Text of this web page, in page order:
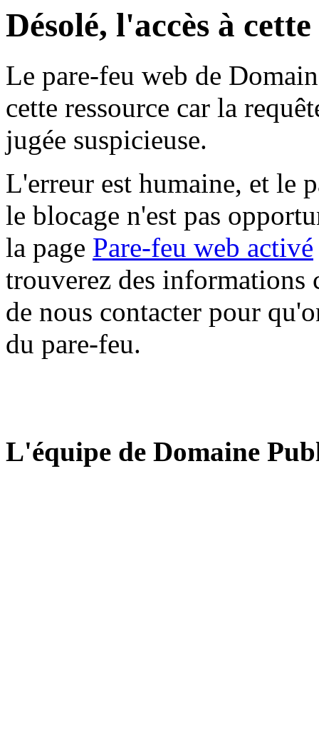
Désolé, l'accès à
Le pare-feu web de
cette ressource car la
jugée suspicieuse.
L'erreur est humaine, et le
le blocage n'est pas
la page Pare-feu web activé
trouverez des informations
de nous contacter pour
du pare-feu.
L'équipe de Domaine